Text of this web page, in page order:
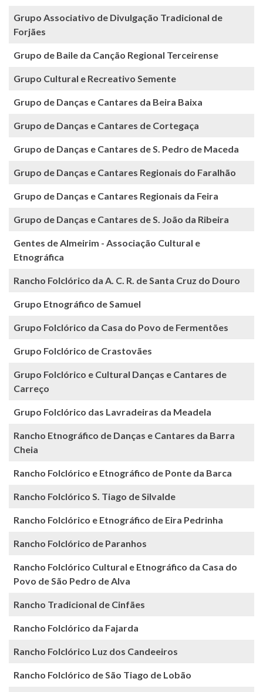
Grupo Associativo de Divulgação Tradicional de
Forjães
Grupo de Baile da Canção Regional Terceirense
Grupo Cultural e Recreativo Semente
Grupo de Danças e Cantares da Beira Baixa
Grupo de Danças e Cantares de Cortegaça
Grupo de Danças e Cantares de S. Pedro de Maceda
Grupo de Danças e Cantares Regionais do Faralhão
Grupo de Danças e Cantares Regionais da Feira
Grupo de Danças e Cantares de S. João da Ribeira
Gentes de Almeirim - Associação Cultural e
Etnográfica
Rancho Folclórico da A. C. R. de Santa Cruz do Douro
Grupo Etnográfico de Samuel
Grupo Folclórico da Casa do Povo de Fermentões
Grupo Folclórico de Crastovães
Grupo Folclórico e Cultural Danças e Cantares de
Carreço
Grupo Folclórico das Lavradeiras da Meadela
Rancho Etnográfico de Danças e Cantares da Barra
Cheia
Rancho Folclórico e Etnográfico de Ponte da Barca
Rancho Folclórico S. Tiago de Silvalde
Rancho Folclórico e Etnográfico de Eira Pedrinha
Rancho Folclórico de Paranhos
Rancho Folclórico Cultural e Etnográfico da Casa do
Povo de São Pedro de Alva
Rancho Tradicional de Cinfães
Rancho Folclórico da Fajarda
Rancho Folclórico Luz dos Candeeiros
Rancho Folclórico de São Tiago de Lobão